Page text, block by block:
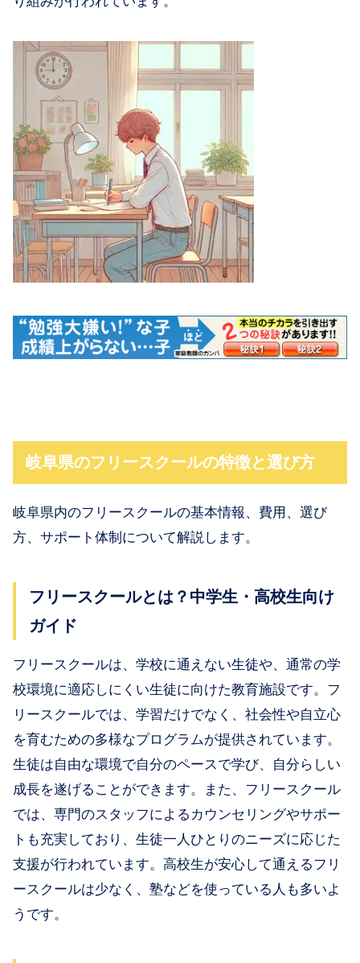
岐阜県のフリースクールの特徴と選び方
岐阜県内のフリースクールの基本情報、費用、選び
方、サポート体制について解説します。
フリースクールとは？中学生・高校生向け
ガイド
フリースクールは、学校に通えない生徒や、通常の学
校環境に適応しにくい生徒に向けた教育施設です。フ
リースクールでは、学習だけでなく、社会性や自立心
を育むための多様なプログラムが提供されています。
生徒は自由な環境で自分のペースで学び、自分らしい
成長を遂げることができます。また、フリースクール
では、専門のスタッフによるカウンセリングやサポー
トも充実しており、生徒一人ひとりのニーズに応じた
支援が行われています。高校生が安心して通えるフリ
ースクールは少なく、塾などを使っている人も多いよ
うです。